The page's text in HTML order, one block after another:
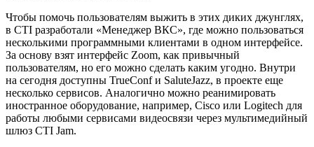
Чтобы помочь пользователям выжить в этих диких джунглях,
в CTI разработали «Менеджер ВКС», где можно пользоваться
несколькими программными клиентами в одном интерфейсе.
За основу взят интерфейс Zoom, как привычный
пользователям, но его можно сделать каким угодно. Внутри
на сегодня доступны TrueConf и SaluteJazz, в проекте еще
несколько сервисов. Аналогично можно реанимировать
иностранное оборудование, например, Cisco или Logitech для
работы любыми сервисами видеосвязи через мультимедийный
шлюз CTI Jam.